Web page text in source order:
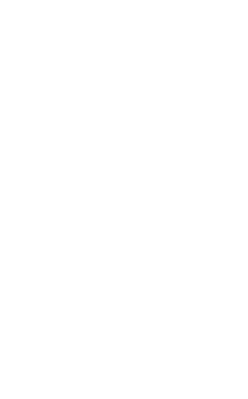
TÜV NORD es una compañía
como uno de los más destacables
de primer orden, ofreciendo una